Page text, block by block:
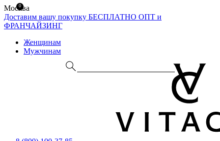
Москва
Доставим вашу покупку БЕСПЛАТНО ОПТ и
ФРАНЧАЙЗИНГ
Женщинам
Мужчинам
0